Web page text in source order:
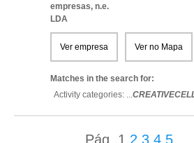
empresas, n.e.
LDA
Ver empresa Ver no Mapa
Matches in the search for:
Activity categories: ...
Pág. 1 2 3 4 5 ...